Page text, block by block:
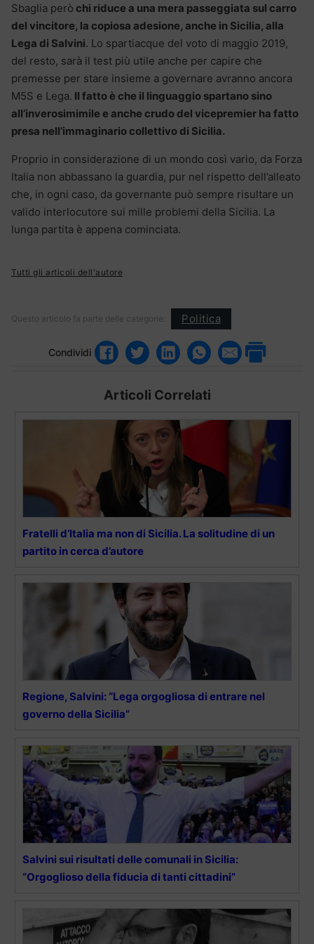
Sbaglia però chi riduce a una mera passeggiata sul carro
del vincitore, la copiosa adesione, anche in Sicilia, alla
Lega di Salvini. Lo spartiacque del voto di maggio 2019,
del resto, sarà il test più utile anche per capire che
premesse per stare insieme a governare avranno ancora
M5S e Lega. Il fatto è che il linguaggio spartano sino
all’inverosimimile e anche crudo del vicepremier ha fatto
presa nell’immaginario collettivo di Sicilia.
Proprio in considerazione di un mondo così vario, da Forza
Italia non abbassano la guardia, pur nel rispetto dell’alleato
che, in ogni caso, da governante può sempre risultare un
valido interlocutore sui mille problemi della Sicilia. La
lunga partita è appena cominciata.
Tutti gli articoli dell'autore
Questo articolo fa parte delle categorie: Politica
Condividi
Articoli Correlati
Fratelli d’Italia ma non di Sicilia. La solitudine di un
partito in cerca d’autore
Regione, Salvini: “Lega orgogliosa di entrare nel
governo della Sicilia”
Salvini sui risultati delle comunali in Sicilia:
“Orgoglioso della fiducia di tanti cittadini”